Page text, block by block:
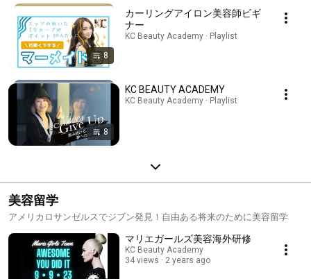
8
カーリングアイロン美容師ビギ
ナー
KC Beauty Academy · Playlist
8
KC BEAUTY ACADEMY
KC Beauty Academy · Playlist
美容留学
アメリカロサンゼルスでジブン発見！自由ある将来のために美容留学
マリエガールズ美容海外研修
KC Beauty Academy
34 views
2 years ago